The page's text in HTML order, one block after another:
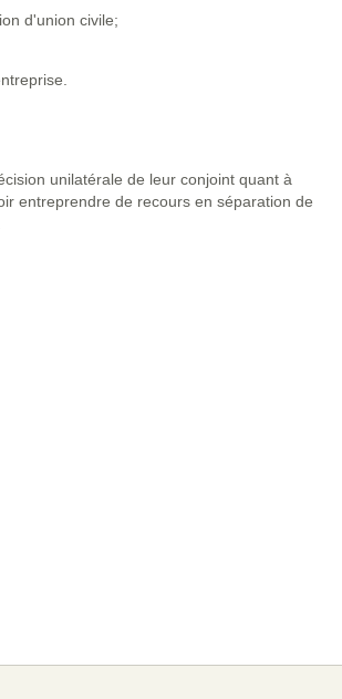
d'union civile;
unilatérale de leur conjoint quant à
entreprendre de recours en séparation de